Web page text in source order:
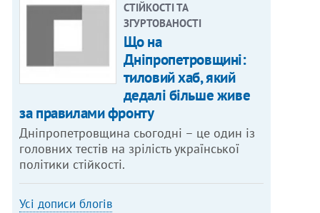
СТІЙКОСТІ ТА
ЗГУРТОВАНОСТІ
Що на
Дніпропетровщині:
тиловий хаб, який
дедалі більше живе
за правилами фронту
Дніпропетровщина сьогодні – це один із
головних тестів на зрілість української
політики стійкості.
Усі дописи блогів